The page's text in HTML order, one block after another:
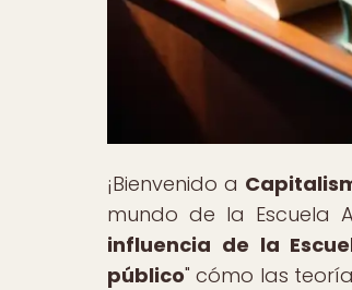
¡Bienvenido a
mundo de la Escuela
influencia de la
público" cómo las